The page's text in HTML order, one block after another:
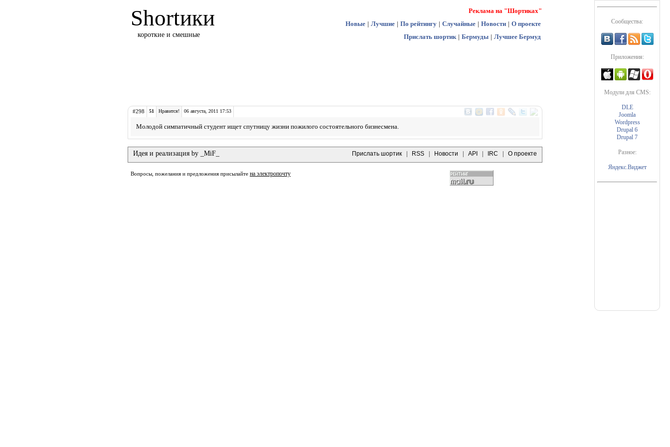
Сообщества:
Приложения:
Модули для CMS:
DLE
Joomla
Wordpress
Drupal 6
Drupal 7
Разное:
Яндекс.Виджет
Shortики
Реклама на "Шортиках"
Новые | Лучшие | По рейтингу | Случайные | Новости | О проекте
Прислать шортик | Бермуды | Лучшее Бермуд
короткие и смешные
#298 51 Нравится! 06 августа, 2011 17:53
Молодой симпатичный студент ищет спутницу жизни пожилого состоятельного бизнесмена.
Идея и реализация by _MiF_ Прислать шортик RSS Новости API IRC О проекте
Вопросы, пожелания и предложения присылайте на электропочту